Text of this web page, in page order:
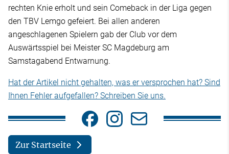
rechten Knie erholt und sein Comeback in der Liga gegen
den TBV Lemgo gefeiert. Bei allen anderen
angeschlagenen Spielern gab der Club vor dem
Auswärtsspiel bei Meister SC Magdeburg am
Samstagabend Entwarnung.
Hat der Artikel nicht gehalten, was er versprochen hat? Sind
Ihnen Fehler aufgefallen? Schreiben Sie uns.
Zur Startseite